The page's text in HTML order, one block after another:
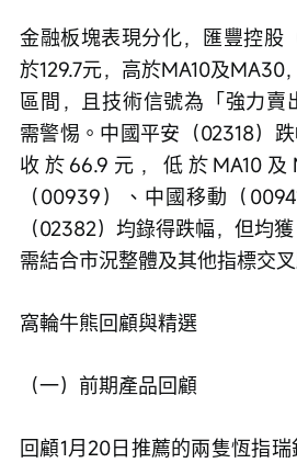
金融板塊表現分化，匯豐控股
於129.7元，高於MA10及MA30
區間，且技術信號為「強力賣
需警惕。中國平安（02318）
收於66.9元，低於MA10
（00939）、中國移動（
（02382）均錄得跌幅，但均
需結合市況整體及其他指標交叉
窩輪牛熊回顧與精選
（一）前期產品回顧
回顧1月20日推薦的兩隻恆指